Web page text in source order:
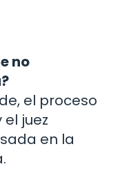
no
el proceso
juez
en la